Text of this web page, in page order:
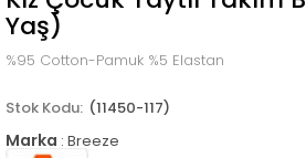
Yaş)
%95 Cotton-Pamuk %5 Elastan
(11450-117)
Marka : Breeze